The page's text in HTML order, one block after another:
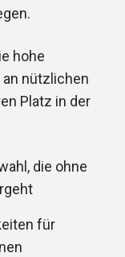
hohe
nützlichen
Platz in der
die ohne
für